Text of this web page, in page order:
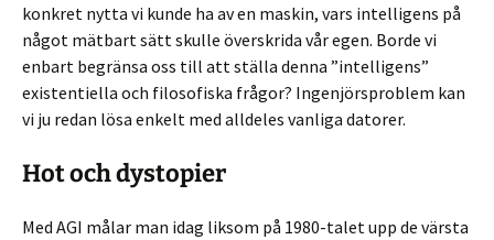
konkret nytta vi kunde ha av en maskin, vars intelligens på
något mätbart sätt skulle överskrida vår egen. Borde vi
enbart begränsa oss till att ställa denna ”intelligens”
existentiella och filosofiska frågor? Ingenjörsproblem kan
vi ju redan lösa enkelt med alldeles vanliga datorer.
Hot och dystopier
Med AGI målar man idag liksom på 1980-talet upp de värsta